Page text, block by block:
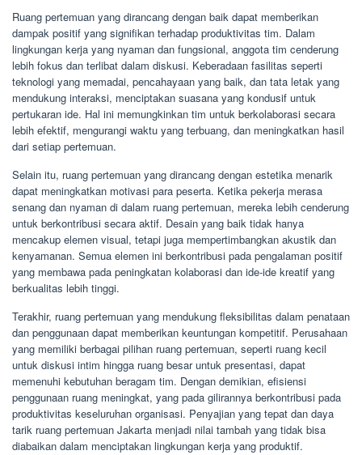
Ruang pertemuan yang dirancang dengan baik dapat memberikan
dampak positif yang signifikan terhadap produktivitas tim. Dalam
lingkungan kerja yang nyaman dan fungsional, anggota tim cenderung
lebih fokus dan terlibat dalam diskusi. Keberadaan fasilitas seperti
teknologi yang memadai, pencahayaan yang baik, dan tata letak yang
mendukung interaksi, menciptakan suasana yang kondusif untuk
pertukaran ide. Hal ini memungkinkan tim untuk berkolaborasi secara
lebih efektif, mengurangi waktu yang terbuang, dan meningkatkan hasil
dari setiap pertemuan.
Selain itu, ruang pertemuan yang dirancang dengan estetika menarik
dapat meningkatkan motivasi para peserta. Ketika pekerja merasa
senang dan nyaman di dalam ruang pertemuan, mereka lebih cenderung
untuk berkontribusi secara aktif. Desain yang baik tidak hanya
mencakup elemen visual, tetapi juga mempertimbangkan akustik dan
kenyamanan. Semua elemen ini berkontribusi pada pengalaman positif
yang membawa pada peningkatan kolaborasi dan ide-ide kreatif yang
berkualitas lebih tinggi.
Terakhir, ruang pertemuan yang mendukung fleksibilitas dalam penataan
dan penggunaan dapat memberikan keuntungan kompetitif. Perusahaan
yang memiliki berbagai pilihan ruang pertemuan, seperti ruang kecil
untuk diskusi intim hingga ruang besar untuk presentasi, dapat
memenuhi kebutuhan beragam tim. Dengan demikian, efisiensi
penggunaan ruang meningkat, yang pada gilirannya berkontribusi pada
produktivitas keseluruhan organisasi. Penyajian yang tepat dan daya
tarik ruang pertemuan Jakarta menjadi nilai tambah yang tidak bisa
diabaikan dalam menciptakan lingkungan kerja yang produktif.